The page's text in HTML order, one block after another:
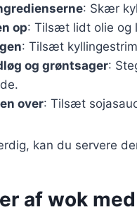
: Skær
op: Tilsæt lidt olie og
: Tilsæt
og grøntsager:
over: Tilsæt
kan du servere
af wok